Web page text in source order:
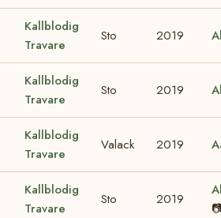
Kallblodig
Travare
Sto 2019
Kallblodig
Travare
Sto 2019
Kallblodig
Travare
Valack 2019
Kallblodig
Travare
Sto 2019